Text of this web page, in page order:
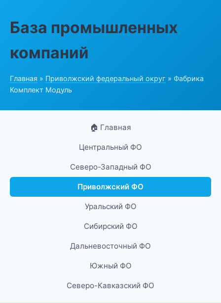
База промышленных
компаний
Главная » Приволжский федеральный округ » Фабрика
Комплект Модуль
🏠 Главная
Центральный ФО
Северо-Западный ФО
Приволжский ФО
Уральский ФО
Сибирский ФО
Дальневосточный ФО
Южный ФО
Северо-Кавказский ФО